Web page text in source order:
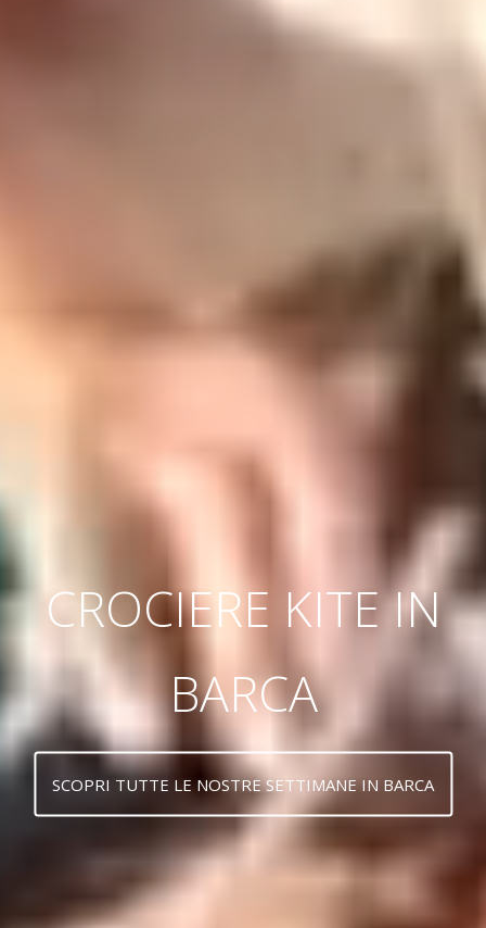
CROCIERE KITE IN
BARCA
SCOPRI TUTTE LE NOSTRE SETTIMANE IN BARCA